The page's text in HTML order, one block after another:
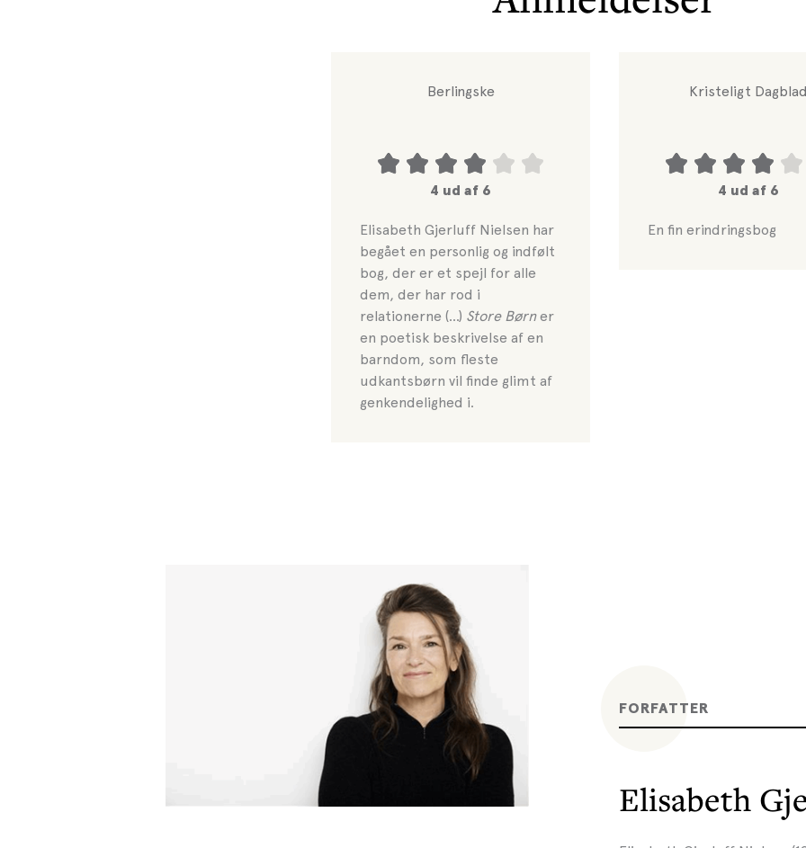
Berlingske
4 ud af 6
Elisabeth Gjerluff Nielsen har
begået en personlig og indfølt
bog, der er et spejl for alle
dem, der har rod i
relationerne (…) Store Børner
en poetisk beskrivelse af en
barndom, som fleste
udkantsbørn vil finde glimt af
genkendelighed i.
Kristeligt
4 ud af 6
En fin erindringsbog
FORFATTER
Elisabeth